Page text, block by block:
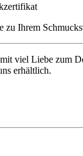
zu Ihrem
viel Liebe zum
erhältlich.